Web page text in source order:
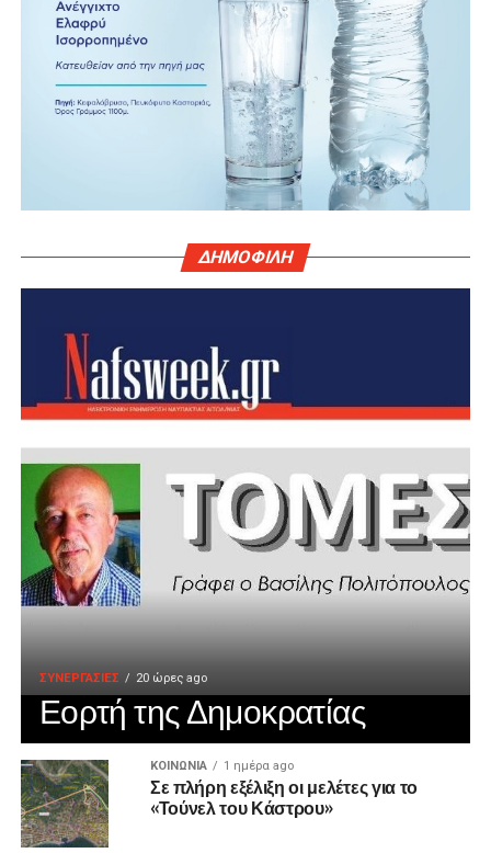
ΔΗΜΟΦΙΛΗ
ΣΥΝΕΡΓΑΣΙΕΣ 20 ώρες ago
Εορτή της Δημοκρατίας
ΚΟΙΝΩΝΙΑ 1 ημέρα ago
Σε πλήρη εξέλιξη οι μελέτες για το
«Τούνελ του Κάστρου»